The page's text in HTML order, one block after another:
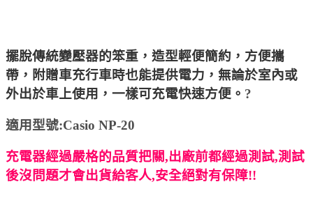
擺脫傳統變壓器的笨重，造型輕便簡約，方便攜
帶，附贈車充行車時也能提供電力，無論於室內或
外出於車上使用，一樣可充電快速方便。 ?
適用型號:Casio NP-20
充電器經過嚴格的品質把關,出廠前都經過測試,測試
後沒問題才會出貨給客人,安全絕對有保障!!